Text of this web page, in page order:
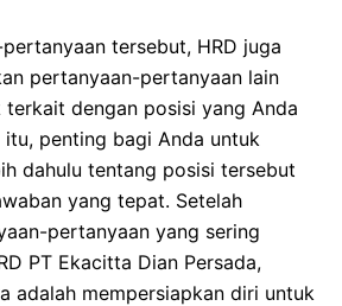
tersebut, HRD juga
pertanyaan-pertanyaan lain
dengan posisi yang Anda
itu, penting bagi Anda untuk
dahulu tentang posisi tersebut
yang tepat. Setelah
pertanyaan yang sering
PT Ekacitta Dian Persada,
adalah mempersiapkan diri untuk